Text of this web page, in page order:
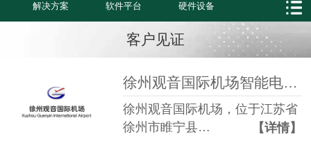
解决方案 软件平台 硬件设备
客户见证
徐州观音国际机场智能电表改造项目
徐州观音国际机场，位于江苏省
徐州市睢宁县…
【详情】